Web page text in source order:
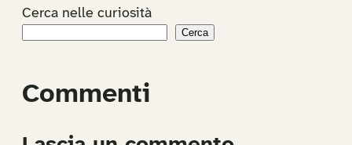
Cerca nelle curiosità
Cerca
Commenti